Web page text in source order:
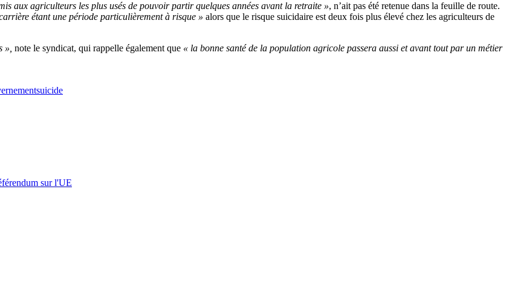
aux agriculteurs les plus usés de pouvoir partir quelques années avant la retraite », n’ait pas été retenue dans la feuille de route.
étant une période particulièrement à risque » alors que le risque suicidaire est deux fois plus élevé chez les agriculteurs de
», note le syndicat, qui rappelle également que « la bonne santé de la population agricole passera aussi et avant tout par un métier
suicide
sur l'UE